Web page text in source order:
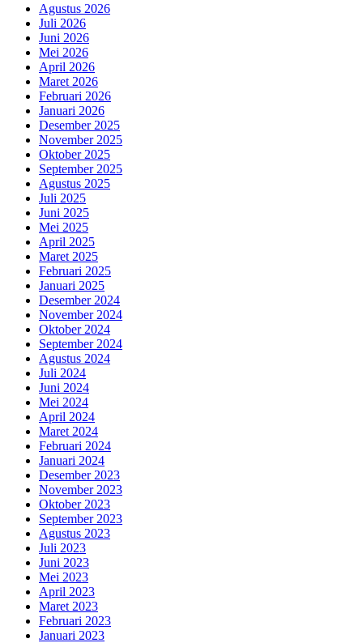
Agustus 2026
Juli 2026
Juni 2026
Mei 2026
April 2026
Maret 2026
Februari 2026
Januari 2026
Desember 2025
November 2025
Oktober 2025
September 2025
Agustus 2025
Juli 2025
Juni 2025
Mei 2025
April 2025
Maret 2025
Februari 2025
Januari 2025
Desember 2024
November 2024
Oktober 2024
September 2024
Agustus 2024
Juli 2024
Juni 2024
Mei 2024
April 2024
Maret 2024
Februari 2024
Januari 2024
Desember 2023
November 2023
Oktober 2023
September 2023
Agustus 2023
Juli 2023
Juni 2023
Mei 2023
April 2023
Maret 2023
Februari 2023
Januari 2023